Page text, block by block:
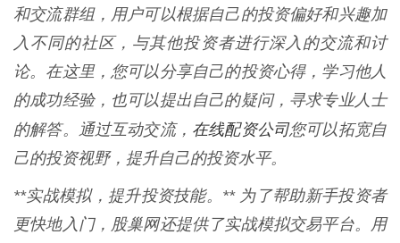
和交流群组，用户可以根据自己的投资偏好和兴趣加
入不同的社区，与其他投资者进行深入的交流和讨
论。在这里，您可以分享自己的投资心得，学习他人
的成功经验，也可以提出自己的疑问，寻求专业人士
的解答。通过互动交流， 在线配资公司您可以拓宽自
己的投资视野，提升自己的投资水平。
**实战模拟，提升投资技能。** 为了帮助新手投资者
更快地入门，股巢网还提供了实战模拟交易平台。用